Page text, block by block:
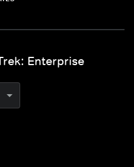
Enterprise